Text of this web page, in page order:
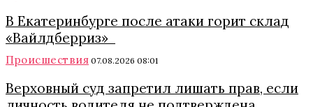
В Екатеринбурге после атаки горит склад
«Вайлдберриз»
Происшествия 07.08.2026 08:01
Верховный суд запретил лишать прав, если